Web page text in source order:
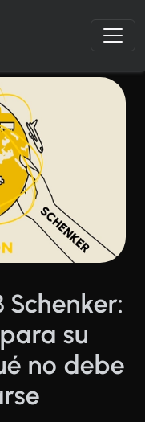
Schenker:
su
no debe